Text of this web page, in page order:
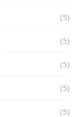
(5)
(5)
(5)
(5)
(5)